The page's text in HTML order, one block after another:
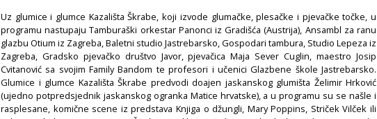
Uz glumice i glumce Kazališta Škrabe, koji izvode glumačke, plesačke i pjevačke točke, u
programu nastupaju Tamburaški orkestar Panonci iz Gradišća (Austrija), Ansambl za ranu
glazbu Otium iz Zagreba, Baletni studio Jastrebarsko, Gospodari tambura, Studio Lepeza iz
Zagreba, Gradsko pjevačko društvo Javor, pjevačica Maja Sever Cuglin, maestro Josip
Cvitanović sa svojim Family Bandom te profesori i učenici Glazbene škole Jastrebarsko.
Glumice i glumce Kazališta Škrabe predvodi doajen jaskanskog glumišta Želimir Hrković
(ujedno potpredsjednik jaskanskog ogranka Matice hrvatske), a u programu su se našle i
rasplesane, komične scene iz predstava Knjiga o džungli, Mary Poppins, Striček Vilček ili